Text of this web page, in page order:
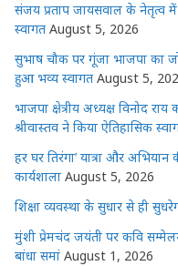
संजय प्रताप जायसवाल के नेतृत्व में
स्वागत August 5, 2026
सुभाष चौक पर गूंजा भाजपा का
हुआ भव्य स्वागत August 5,
भाजपा क्षेत्रीय अध्यक्ष विनोद
श्रीवास्तव ने किया ऐतिहासिक
हर घर तिरंगा’ यात्रा और
कार्यशाला August 5, 2026
शिक्षा व्यवस्था के सुधार से ही
मुंशी प्रेमचंद जयंती पर कवि
बांधा समां August 1, 2026